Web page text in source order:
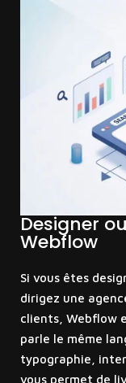
Designer
Webflow
Si vous êtes
dirigez une
clients, Webflow
parle le même
typographie,
vous permet de